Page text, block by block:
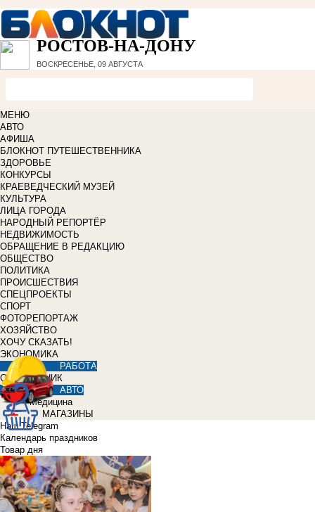
РОСТОВ-НА-ДОНУ
ВОСКРЕСЕНЬЕ, 09 АВГУСТА
МЕНЮ
АВТО
АФИША
БЛОКНОТ ПУТЕШЕСТВЕННИКА
ЗДОРОВЬЕ
КОНКУРСЫ
КРАЕВЕДЧЕСКИЙ МУЗЕЙ
КУЛЬТУРА
ЛИЦА ГОРОДА
НАРОДНЫЙ РЕПОРТЁР
НЕДВИЖИМОСТЬ
ОБРАЩЕНИЕ В РЕДАКЦИЮ
ОБЩЕСТВО
ПОЛИТИКА
ПРОИСШЕСТВИЯ
СПЕЦПРОЕКТЫ
СПОРТ
ФОТОРЕПОРТАЖ
ХОЗЯЙСТВО
ХОЧУ СКАЗАТЬ!
ЭКОНОМИКА
РАБОТА
СПРАВОЧНИК
АВТО
Медицина
МАГАЗИНЫ
Наш Telegram
Календарь праздников
Товар дня